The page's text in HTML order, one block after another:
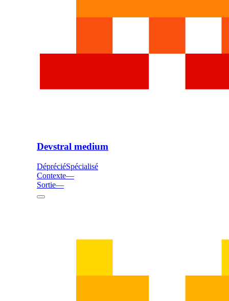
Devstral medium
DépréciéSpécialisé
Contexte—
Sortie—